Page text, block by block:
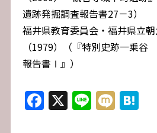
遺跡発掘調査報告書27－3）
福井県教育委員会・福井県立
（1979）（『特別史跡一乗
報告書Ⅰ』）
Facebook
X Line
Mixi